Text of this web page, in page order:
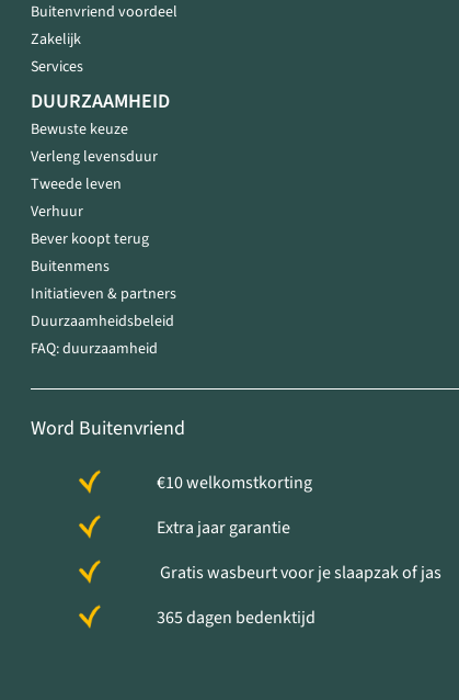
Buitenvriend voordeel
Zakelijk
Services
DUURZAAMHEID
Bewuste keuze
Verleng levensduur
Tweede leven
Verhuur
Bever koopt terug
Buitenmens
Initiatieven & partners
Duurzaamheidsbeleid
FAQ: duurzaamheid
Word Buitenvriend
€10 welkomstkorting
Extra jaar garantie
Gratis wasbeurt voor je slaapzak of jas
365 dagen bedenktijd